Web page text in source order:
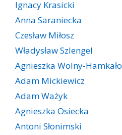
Ignacy Krasicki
Anna Saraniecka
Czesław Miłosz
Władysław Szlengel
Agnieszka Wolny-Hamkało
Adam Mickiewicz
Adam Ważyk
Agnieszka Osiecka
Antoni Słonimski